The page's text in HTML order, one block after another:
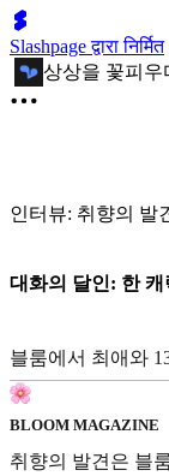
Slashpage द्वारा निर्मित
상상을 꽃피우
인터뷰: 취향의 발
대화의 달인: 한 캐
블룸에서 최애와
BLOOM MAGAZINE
취향의 발견은 블